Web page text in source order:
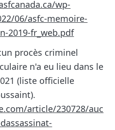
wp-
06/asfc-memoire-
2019-fr_web.pdf
procès criminel
n'a eu lieu dans le
(liste officielle
article/230728/auc